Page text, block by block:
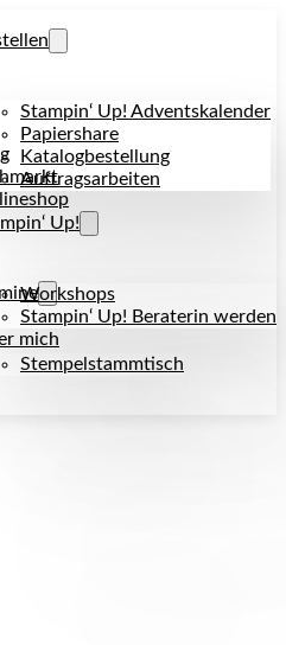
Stampin‘ Up! Adventskalender
Papiershare
Katalogbestellung
Auftragsarbeiten
Up!
Workshops
Stampin‘ Up! Beraterin werden
Stempelstammtisch
mich